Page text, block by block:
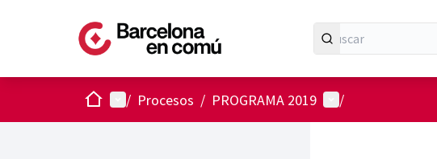
InicioMenú principal
/ Procesos / PROGRAMA 2019 Menú de usuario
/